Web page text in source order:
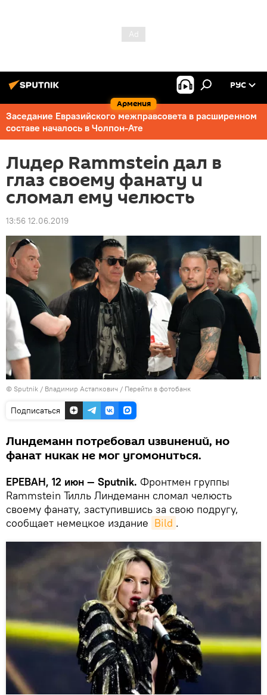
Армения
РУС
Заседание Евразийского межправсовета в расширенном
составе началось в Чолпон-Ате
Лидер Rаmmstein дал в
глаз своему фанату и
сломал ему челюсть
13:56 12.06.2019
© Sputnik / Владимир Астапкович / Перейти в фотобанк
Подписаться
Линдеманн потребовал извинений, но
фанат никак не мог угомониться.
ЕРЕВАН, 12 июн — Sputnik. Фронтмен группы
Rammstein Тилль Линдеманн сломал челюсть
своему фанату, заступившись за свою подругу,
сообщает немецкое издание Bild .